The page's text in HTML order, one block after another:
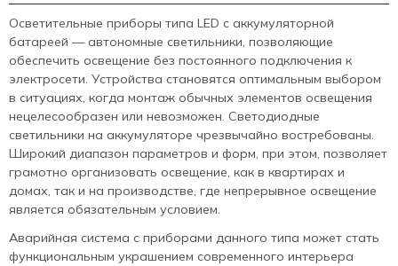
Осветительные приборы типа LED с аккумуляторной
батареей — автономные светильники, позволяющие
обеспечить освещение без постоянного подключения к
электросети. Устройства становятся оптимальным выбором
в ситуациях, когда монтаж обычных элементов освещения
нецелесообразен или невозможен. Светодиодные
светильники на аккумуляторе чрезвычайно востребованы.
Широкий диапазон параметров и форм, при этом, позволяет
грамотно организовать освещение, как в квартирах и
домах, так и на производстве, где непрерывное освещение
является обязательным условием.
Аварийная система с приборами данного типа может стать
функциональным украшением современного интерьера